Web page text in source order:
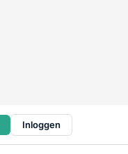
Inloggen